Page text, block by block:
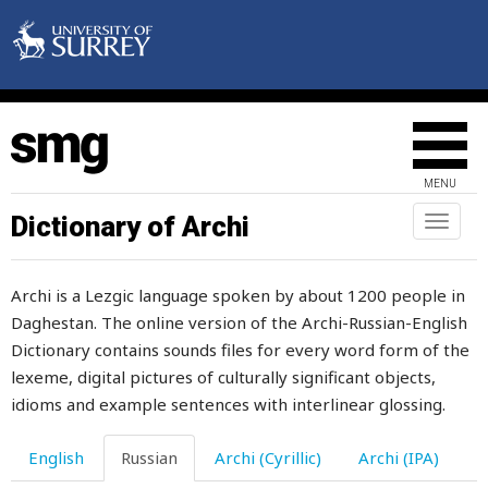
MENU
Toggle
Dictionary of Archi
Archi is a Lezgic language spoken by about 1200 people in
Daghestan. The online version of the Archi-Russian-English
Dictionary contains sounds files for every word form of the
lexeme, digital pictures of culturally significant objects,
idioms and example sentences with interlinear glossing.
English Russian Archi (Cyrillic) Archi (IPA)
почерневший
почка
почтение
почтительность
почувствовать
пощада
пощечина
появиться